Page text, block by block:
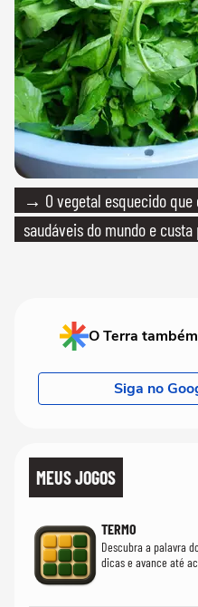
→ O vegetal esquecido que
saudáveis do mundo e
O Terra
Siga no
MEUS JOGOS
TERMO
Descubra a palavra
dicas e avance até